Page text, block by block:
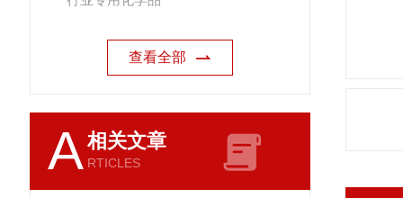
查看全部
A相关文章
RTICLES